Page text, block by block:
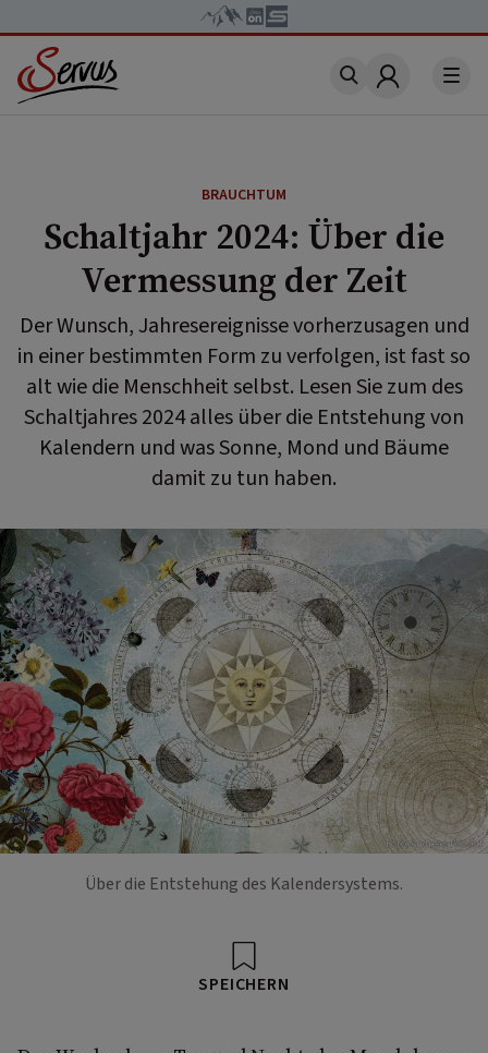
Account
BRAUCHTUM
Schaltjahr 2024: Über die
Vermessung der Zeit
Der Wunsch, Jahresereignisse vorherzusagen und
in einer bestimmten Form zu verfolgen, ist fast so
alt wie die Menschheit selbst. Lesen Sie zum des
Schaltjahres 2024 alles über die Entstehung von
Kalendern und was Sonne, Mond und Bäume
damit zu tun haben.
Foto: Andreas Posselt
Über die Entstehung des Kalendersystems.
SPEICHERN